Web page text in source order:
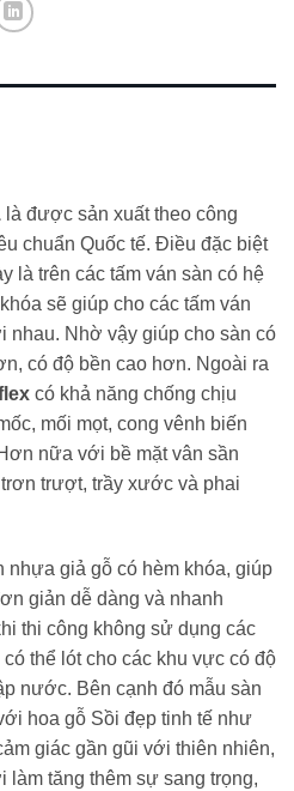
là được sản xuất theo công
chuẩn Quốc tế. Điều đặc biệt
là trên các tấm ván sàn có hệ
sẽ giúp cho các tấm ván
nhau. Nhờ vậy giúp cho sàn có
có độ bền cao hơn. Ngoài ra
có khả năng chống chịu
mối mọt, cong vênh biến
nữa với bề mặt vân sần
trượt, trầy xước và phai
nhựa giả gỗ có hèm khóa, giúp
giản dễ dàng và nhanh
thi công không sử dụng các
thể lót cho các khu vực có độ
nước. Bên cạnh đó mẫu sàn
hoa gỗ Sồi đẹp tinh tế như
giác gần gũi với thiên nhiên,
tăng thêm sự sang trọng,